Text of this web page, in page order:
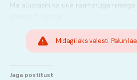
Ma alustasin ka uue raamatuga nimega
Midagi läks valesti. Palun
Jaga postitust